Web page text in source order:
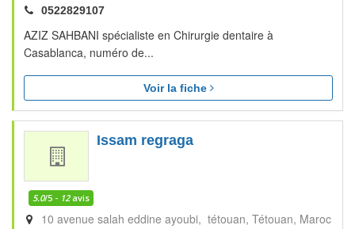
0522829107
AZIZ SAHBANI spécialiste en Chirurgie dentaire à
Casablanca, numéro de...
Voir la fiche
Issam regraga
5.0/5 - 12avis
10 avenue salah eddine ayoubi, tétouan Tétouan Maroc